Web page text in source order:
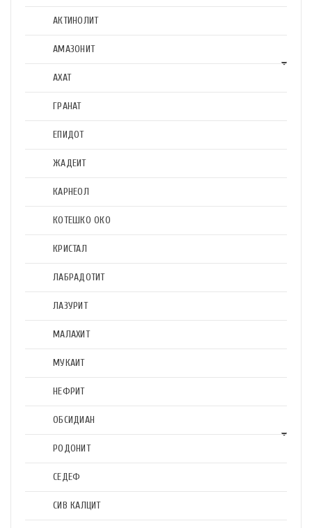
АКТИНОЛИТ
АМАЗОНИТ
АХАТ
ГРАНАТ
ЕПИДОТ
ЖАДЕИТ
КАРНЕОЛ
КОТЕШКО ОКО
КРИСТАЛ
ЛАБРАДОТИТ
ЛАЗУРИТ
МАЛАХИТ
МУКАИТ
НЕФРИТ
ОБСИДИАН
РОДОНИТ
СЕДЕФ
СИВ КАЛЦИТ